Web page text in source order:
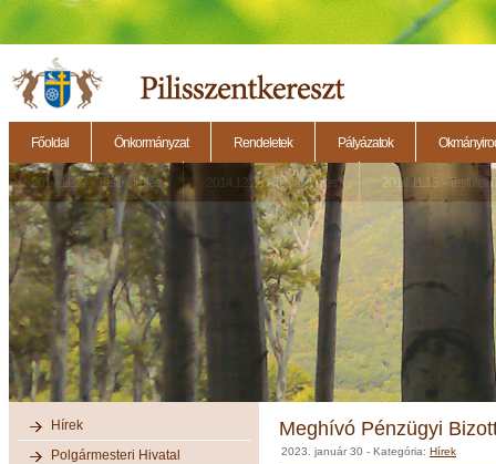
Főoldal Önkormányzat Rendeletek Pályázatok
2014.11.27. - Testületi ülés 2014.12.28. - Testületi ülés 2014.11.13. - Testületi
Hírek
Polgármesteri Hivatal
Meghívó Pénzügyi
2023. január 30 - Kategória: Hírek